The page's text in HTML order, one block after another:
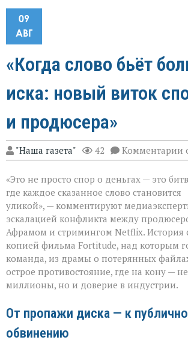
09
АВГ
«Когда слово бьёт
иска: новый виток
и продюсера»
"Наша газета" 42 Комментарии к
и
«Это не просто спор о деньгах — это
где каждое сказанное слово становится
уликой», — комментируют
эскалацией конфликта между
Афрамом и стримингом Netflix. История
копией фильма Fortitude, над которым
команда, из драмы о потерянных
острое противостояние, где на кону —
миллионы, но и доверие в индустрии.
От пропажи диска — к
обвинению